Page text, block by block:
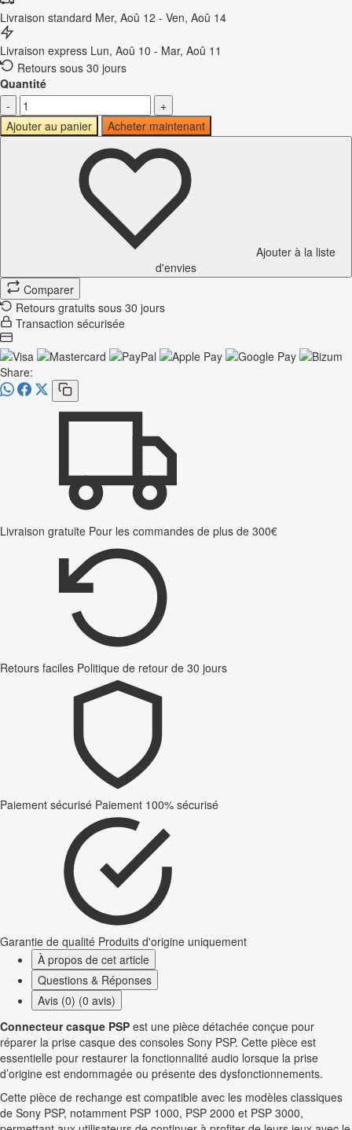
Livraison standard Mer, Aoû 12 - Ven, Aoû 14
Livraison express Lun, Aoû 10 - Mar, Aoû 11
Retours sous 30 jours
Quantité
-
+
Ajouter au panier
Acheter maintenant
Ajouter à la liste
d'envies
Comparer
Retours gratuits sous 30 jours
Transaction sécurisée
Share:
Livraison gratuite Pour les commandes de plus de 300€
Retours faciles Politique de retour de 30 jours
Paiement sécurisé Paiement 100% sécurisé
Garantie de qualité Produits d'origine uniquement
À propos de cet article
Questions & Réponses
Avis (0) (0 avis)
Connecteur casque PSP est une pièce détachée conçue pour
réparer la prise casque des consoles Sony PSP. Cette pièce est
essentielle pour restaurer la fonctionnalité audio lorsque la prise
d’origine est endommagée ou présente des dysfonctionnements.
Cette pièce de rechange est compatible avec les modèles classiques
de Sony PSP, notamment PSP 1000, PSP 2000 et PSP 3000,